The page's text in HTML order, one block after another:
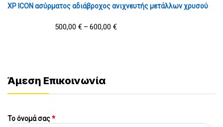
XP ICON ασύρματος αδιάβροχος ανιχνευτής μετάλλων χρυσού
500,00 € – 600,00 €
Άμεση Επικοινωνία
Το όνομά σας*